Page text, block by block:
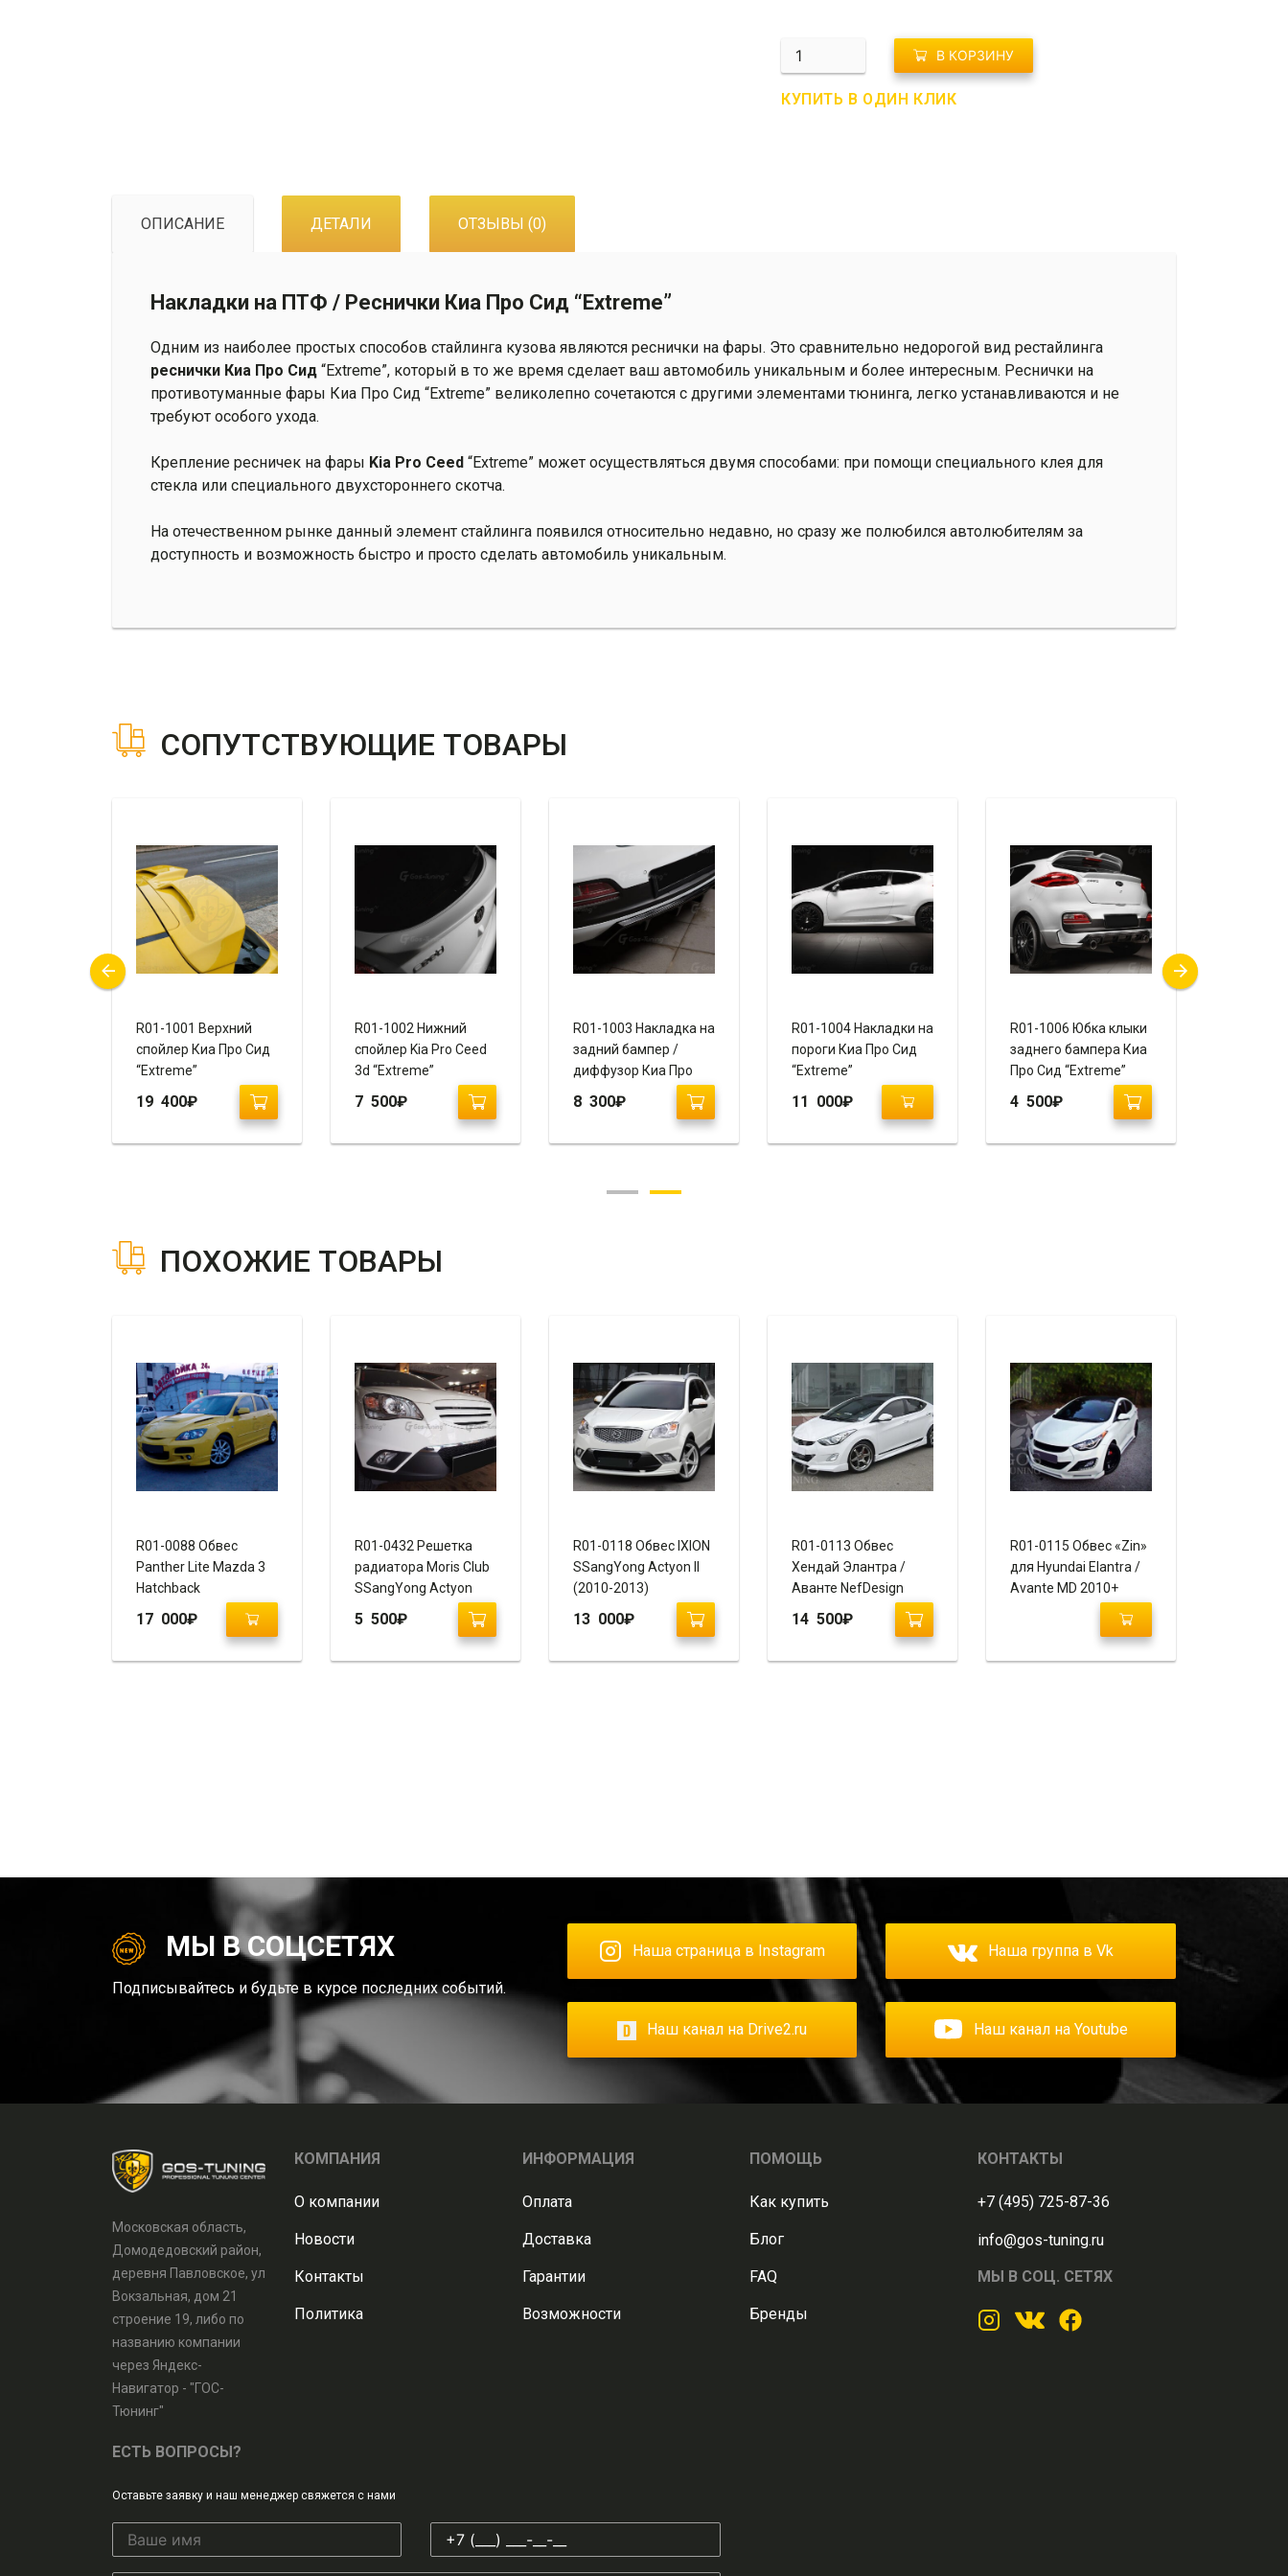
Количество
R01-
1007
В КОРЗИНУ
КУПИТЬ В ОДИН КЛИК
ОПИСАНИЕ ДЕТАЛИ ОТЗЫВЫ (0)
Накладки на ПТФ / Реснички Киа Про Сид “Extreme”
Одним из наиболее простых способов стайлинга кузова являются реснички на фары. Это сравнительно недорогой вид рестайлинга
реснички Киа Про Сид “Extreme”, который в то же время сделает ваш автомобиль уникальным и более интересным. Реснички на
противотуманные фары Киа Про Сид “Extreme” великолепно сочетаются с другими элементами тюнинга, легко устанавливаются и не
требуют особого ухода.
Крепление ресничек на фары Kia Pro Ceed “Extreme” может осуществляться двумя способами: при помощи специального клея для
стекла или специального двухстороннего скотча.
На отечественном рынке данный элемент стайлинга появился относительно недавно, но сразу же полюбился автолюбителям за
доступность и возможность быстро и просто сделать автомобиль уникальным.
СОПУТСТВУЮЩИЕ ТОВАРЫ
R01-1001 Верхний
спойлер Киа Про Сид
“Extreme”
19 400₽
R01-1002 Нижний
спойлер Kia Pro Ceed
3d “Extreme”
7 500₽
R01-1003 Накладка на
задний бампер /
диффузор Киа Про
8 300₽
R01-1004 Накладки на
пороги Киа Про Сид
“Extreme”
11 000₽
R01-1006 Юбка клыки
заднего бампера Киа
Про Сид “Extreme”
4 500₽
ПОХОЖИЕ ТОВАРЫ
R01-0088 Обвес
Panther Lite Mazda 3
Hatchback
17 000₽
R01-0432 Решетка
радиатора Moris Club
SSangYong Actyon
5 500₽
R01-0118 Обвес IXION
SSangYong Actyon II
(2010-2013)
13 000₽
R01-0113 Обвес
Хендай Элантра /
Аванте NefDesign
14 500₽
R01-0115 Обвес «Zin»
для Hyundai Elantra /
Avante MD 2010+
МЫ В СОЦСЕТЯХ
Подписывайтесь и будьте в курсе последних событий.
Наша страница в Instagram Наша группа в Vk
Наш канал на Drive2.ru Наш канал на Youtube
Московская область,
Домодедовский район,
деревня Павловское, ул
Вокзальная, дом 21
строение 19, либо по
названию компании
через Яндекс-
Навигатор - "ГОС-
Тюнинг"
КОМПАНИЯ
О компании
Новости
Контакты
Политика
ИНФОРМАЦИЯ
Оплата
Доставка
Гарантии
Возможности
ПОМОЩЬ
Как купить
Блог
FAQ
Бренды
КОНТАКТЫ
+7 (495) 725-87-36
info@gos-tuning.ru
МЫ В СОЦ. СЕТЯХ
ЕСТЬ ВОПРОСЫ?
Оставьте заявку и наш менеджер свяжется с нами